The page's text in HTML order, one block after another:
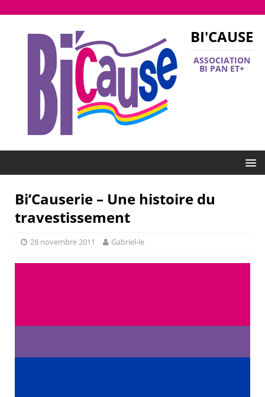
BI'CAUSE
ASSOCIATION
BI PAN ET+
Bi’Causerie – Une histoire du
travestissement
28 novembre 2011 Gabriel-le